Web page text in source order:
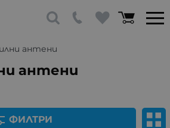
антени
антени
ФИЛТРИ